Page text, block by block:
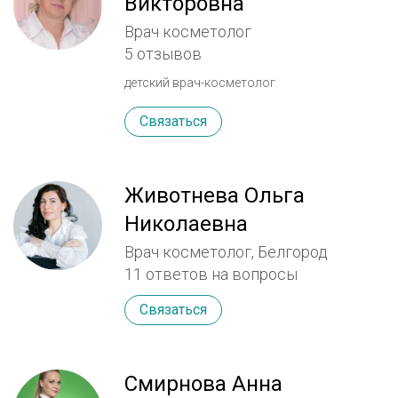
Лантокс, Ксеомин, Релатокс,
Нейронокс).Коррекция гипергидроза:
подмышечного, ладонного, подошвенного.
основе гиалуроновой и полимолочной
кислот.
Врач косметолог
5 отзывов
детский врач-косметолог
Связаться
Животнева Ольга
Николаевна
Врач косметолог, Белгород
11 ответов на вопросы
Связаться
Смирнова Анна